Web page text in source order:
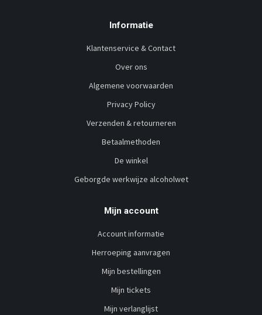
Informatie
Klantenservice & Contact
Over ons
Algemene voorwaarden
Privacy Policy
Verzenden & retourneren
Betaalmethoden
De winkel
Geborgde werkwijze alcoholwet
Mijn account
Account informatie
Herroeping aanvragen
Mijn bestellingen
Mijn tickets
Mijn verlanglijst